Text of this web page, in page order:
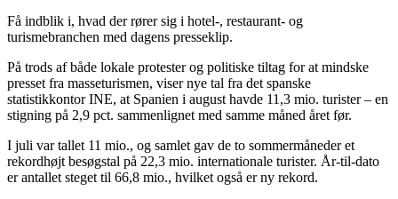
Få indblik i, hvad der rører sig i hotel-, restaurant- og
turismebranchen med dagens presseklip.
På trods af både lokale protester og politiske tiltag for at mindske
presset fra masseturismen, viser nye tal fra det spanske
statistikkontor INE, at Spanien i august havde 11,3 mio. turister – en
stigning på 2,9 pct. sammenlignet med samme måned året før.
I juli var tallet 11 mio., og samlet gav de to sommermåneder et
rekordhøjt besøgstal på 22,3 mio. internationale turister. År-til-dato
er antallet steget til 66,8 mio., hvilket også er ny rekord.